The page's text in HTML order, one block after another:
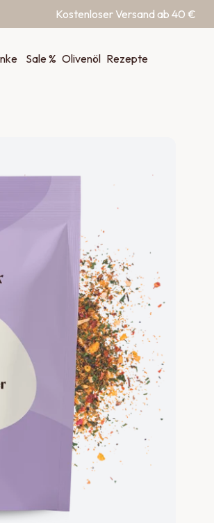
Kostenloser Versand ab 40 €
Sale % Olivenöl Rezepte